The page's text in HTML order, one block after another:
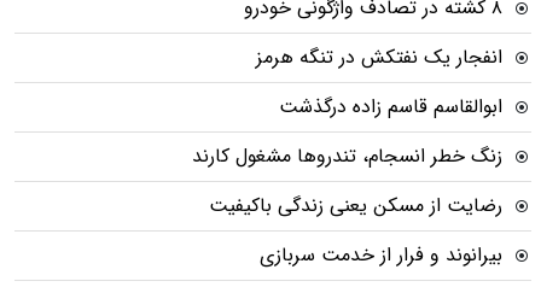
۸ کشته در تصادف واژگونی خودرو
انفجار یک نفتکش در تنگه هرمز
ابوالقاسم قاسم زاده درگذشت
زنگ خطر انسجام، تندروها مشغول کارند
رضایت از مسکن یعنی زندگی باکیفیت
بیرانوند و فرار از خدمت سربازی